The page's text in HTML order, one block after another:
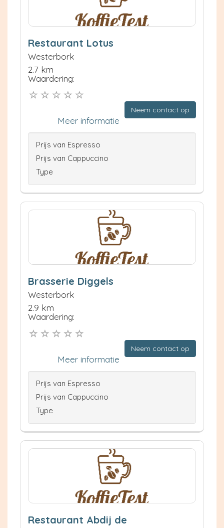
Restaurant Lotus
Westerbork
2.7 km
Waardering:
Neem contact op
Meer informatie
Prijs van Espresso
Prijs van Cappuccino
Type
Brasserie Diggels
Westerbork
2.9 km
Waardering:
Neem contact op
Meer informatie
Prijs van Espresso
Prijs van Cappuccino
Type
Restaurant Abdij de